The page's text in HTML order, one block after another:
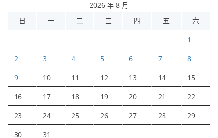
2026 年 8 月
日
一 二 三 四 五 六
1
2 3 4 5 6 7 8
9 10 11 12 13 14 15
16 17 18 19 20 21 22
23 24 25 26 27 28 29
30 31